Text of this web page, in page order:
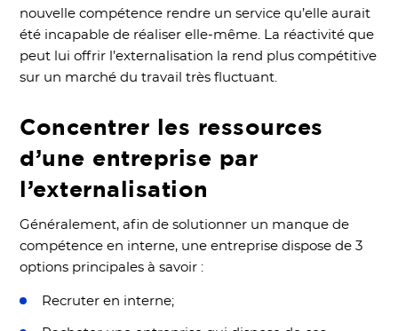
nouvelle compétence rendre un service qu’elle aurait
été incapable de réaliser elle-même. La réactivité que
peut lui offrir l’externalisation la rend plus compétitive
sur un marché du travail très fluctuant.
Concentrer les ressources
d’une entreprise par
l’externalisation
Généralement, afin de solutionner un manque de
compétence en interne, une entreprise dispose de 3
options principales à savoir :
Recruter en interne;